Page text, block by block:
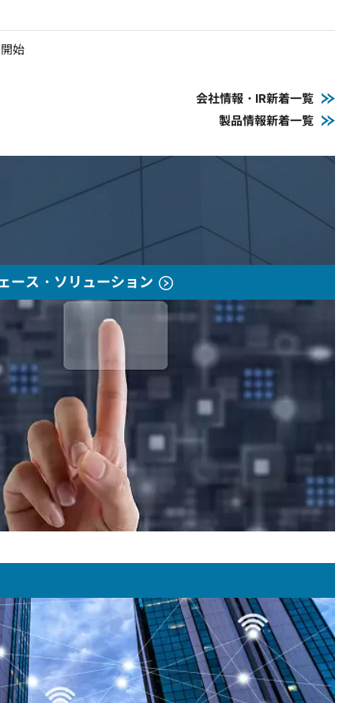
始
会社情報・IR新着一覧
製品情報新着一覧
ース・ソリューション